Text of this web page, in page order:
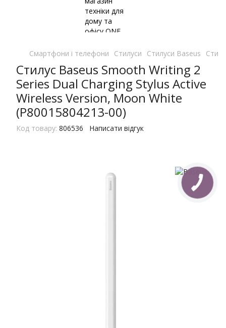
Смартфони і телефони Стилуси Стилуси Baseus
Стилус Baseus Smooth Writing 2
Series Dual Charging Stylus Active
Wireless Version, Moon White
(P80015804213-00)
Код товару: 806536 Написати відгук